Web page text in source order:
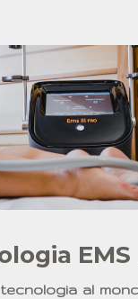
EMS
tecnologia al